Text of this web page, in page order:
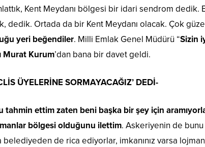
Kent Meydanı bölgesi bir idari sendrom dedik.
dedik. Ortada da bir Kent Meydanı olacak. Çok
yeri beğendiler. Milli Emlak Genel Müdürü “Sizin
Murat Kurum’dan bana bir davet geldi.
ÜYELERİNE SORMAYACAĞIZ’ DEDİ-
ettim zaten beni başka bir şey için
bölgesi olduğunu ilettim. Askeriyenin de bunu
belediyeden de rica ediyorlar, imkanınız varsa